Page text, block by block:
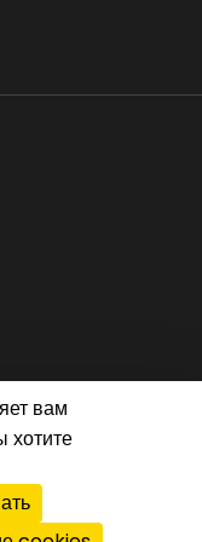
вам
хотите